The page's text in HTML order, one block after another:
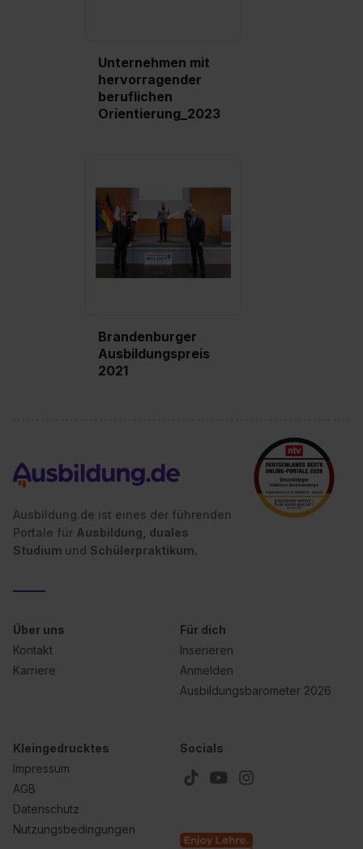
Unternehmen mit
hervorragender
beruflichen
Orientierung_2023
Brandenburger
Ausbildungspreis
2021
Ausbildung.de ist eines der führenden
Portale für Ausbildung, duales
Studium und Schülerpraktikum.
Über uns
Kontakt
Karriere
Für dich
Inserieren
Anmelden
Ausbildungsbarometer 2026
Kleingedrucktes
Impressum
AGB
Datenschutz
Nutzungsbedingungen
Socials